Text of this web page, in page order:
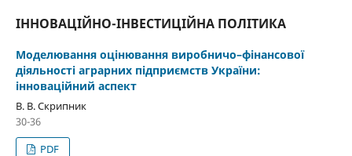
ІННОВАЦІЙНО-ІНВЕСТИЦІЙНА ПОЛІТИКА
Моделювання оцінювання виробничо–фінансової
діяльності аграрних підприємств України:
інноваційний аспект
В. В. Скрипник
30-36
PDF